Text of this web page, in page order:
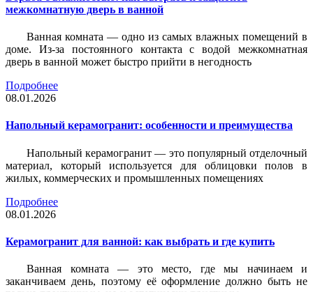
межкомнатную дверь в ванной
Ванная комната — одно из самых влажных помещений в
доме. Из-за постоянного контакта с водой межкомнатная
дверь в ванной может быстро прийти в негодность
Подробнее
08.01.2026
Напольный керамогранит: особенности и преимущества
Напольный керамогранит — это популярный отделочный
материал, который используется для облицовки полов в
жилых, коммерческих и промышленных помещениях
Подробнее
08.01.2026
Керамогранит для ванной: как выбрать и где купить
Ванная комната — это место, где мы начинаем и
заканчиваем день, поэтому её оформление должно быть не